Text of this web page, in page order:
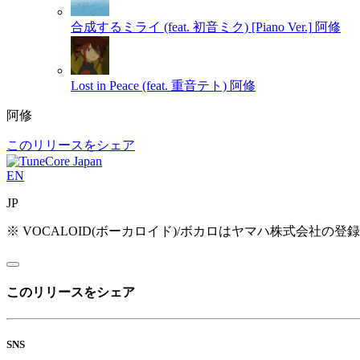
合成するミライ (feat. 初音ミク) [Piano Ver.] 阿修
Lost in Peace (feat. 重音テト) 阿修
阿修
このリリースをシェア
EN
JP
※ VOCALOID(ボーカロイド)/ボカロはヤマハ株式会社の登録
このリリースをシェア
SNS